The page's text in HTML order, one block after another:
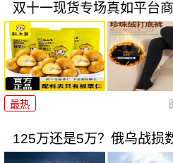
双十一现货专场真如平台
最热
125万还是5万？俄乌战损